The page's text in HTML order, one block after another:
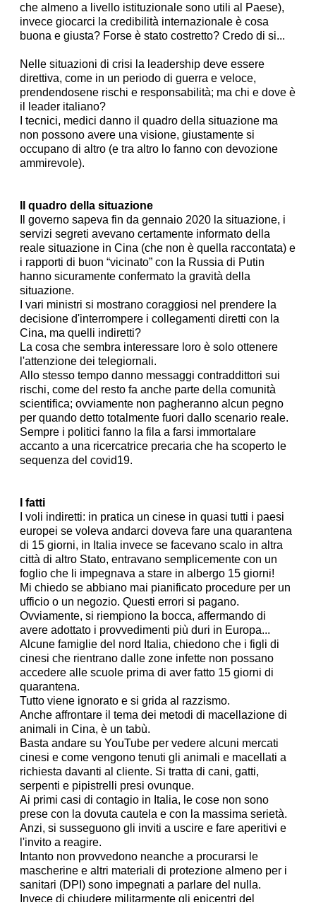
che almeno a livello istituzionale sono utili al Paese),
invece giocarci la credibilità internazionale è cosa
buona e giusta? Forse è stato costretto? Credo di si...
Nelle situazioni di crisi la leadership deve essere
direttiva, come in un periodo di guerra e veloce,
prendendosene rischi e responsabilità; ma chi e dove è
il leader italiano?
I tecnici, medici danno il quadro della situazione ma
non possono avere una visione, giustamente si
occupano di altro (e tra altro lo fanno con devozione
ammirevole).
Il quadro della situazione
Il governo sapeva fin da gennaio 2020 la situazione, i
servizi segreti avevano certamente informato della
reale situazione in Cina (che non è quella raccontata) e
i rapporti di buon “vicinato” con la Russia di Putin
hanno sicuramente confermato la gravità della
situazione.
I vari ministri si mostrano coraggiosi nel prendere la
decisione d'interrompere i collegamenti diretti con la
Cina, ma quelli indiretti?
La cosa che sembra interessare loro è solo ottenere
l'attenzione dei telegiornali.
Allo stesso tempo danno messaggi contraddittori sui
rischi, come del resto fa anche parte della comunità
scientifica; ovviamente non pagheranno alcun pegno
per quando detto totalmente fuori dallo scenario reale.
Sempre i politici fanno la fila a farsi immortalare
accanto a una ricercatrice precaria che ha scoperto le
sequenza del covid19.
I fatti
I voli indiretti: in pratica un cinese in quasi tutti i paesi
europei se voleva andarci doveva fare una quarantena
di 15 giorni, in Italia invece se facevano scalo in altra
città di altro Stato, entravano semplicemente con un
foglio che li impegnava a stare in albergo 15 giorni!
Mi chiedo se abbiano mai pianificato procedure per un
ufficio o un negozio. Questi errori si pagano.
Ovviamente, si riempiono la bocca, affermando di
avere adottato i provvedimenti più duri in Europa...
Alcune famiglie del nord Italia, chiedono che i figli di
cinesi che rientrano dalle zone infette non possano
accedere alle scuole prima di aver fatto 15 giorni di
quarantena.
Tutto viene ignorato e si grida al razzismo.
Anche affrontare il tema dei metodi di macellazione di
animali in Cina, è un tabù.
Basta andare su YouTube per vedere alcuni mercati
cinesi e come vengono tenuti gli animali e macellati a
richiesta davanti al cliente. Si tratta di cani, gatti,
serpenti e pipistrelli presi ovunque.
Ai primi casi di contagio in Italia, le cose non sono
prese con la dovuta cautela e con la massima serietà.
Anzi, si susseguono gli inviti a uscire e fare aperitivi e
l'invito a reagire.
Intanto non provvedono neanche a procurarsi le
mascherine e altri materiali di protezione almeno per i
sanitari (DPI) sono impegnati a parlare del nulla.
nvece di chiudere militarmente gli epicentri del